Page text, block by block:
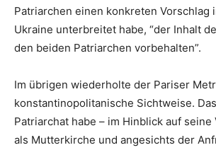
Patriarchen einen konkreten Vorschlag
Ukraine unterbreitet habe, “der Inhalt
den beiden Patriarchen vorbehalten”.
Im übrigen wiederholte der Pariser
konstantinopolitanische Sichtweise.
Patriarchat habe – im Hinblick auf
als Mutterkirche und angesichts der